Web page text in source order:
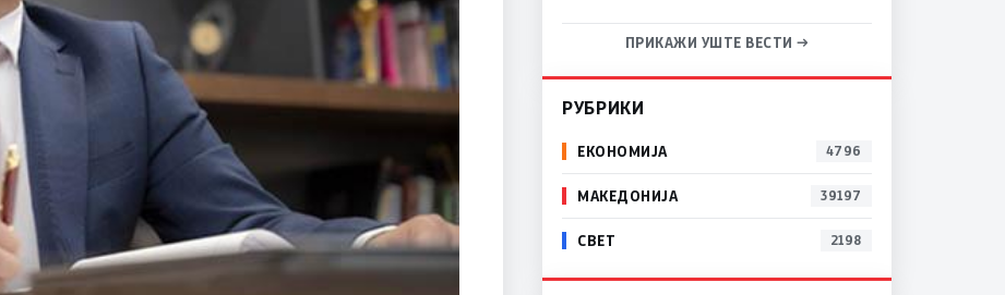
ПРИКАЖИ УШТЕ ВЕСТИ →
РУБРИКИ
ЕКОНОМИЈА 4796
МАКЕДОНИЈА 39197
СВЕТ 2198